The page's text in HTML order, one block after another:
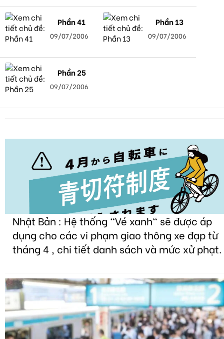
Phần 41
09/07/2006
Phần 13
09/07/2006
Phần 25
09/07/2006
Nhật Bản : Hệ thống "Vé xanh" sẽ được áp
dụng cho các vi phạm giao thông xe đạp từ
tháng 4 , chi tiết danh sách và mức xử phạt.